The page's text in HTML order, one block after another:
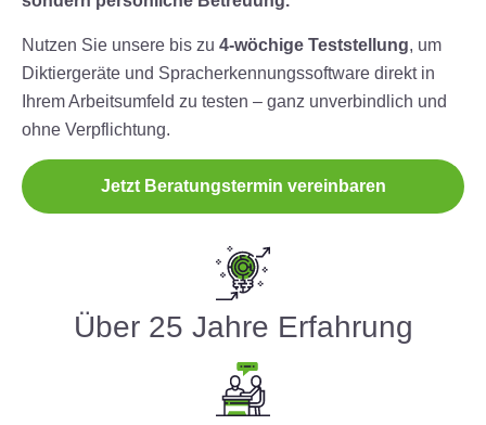
Nutzen Sie unsere bis zu 4-wöchige Teststellung, um
Diktiergeräte und Spracherkennungssoftware direkt in
Ihrem Arbeitsumfeld zu testen – ganz unverbindlich und
ohne Verpflichtung.
Jetzt Beratungstermin vereinbaren
Über 25 Jahre Erfahrung